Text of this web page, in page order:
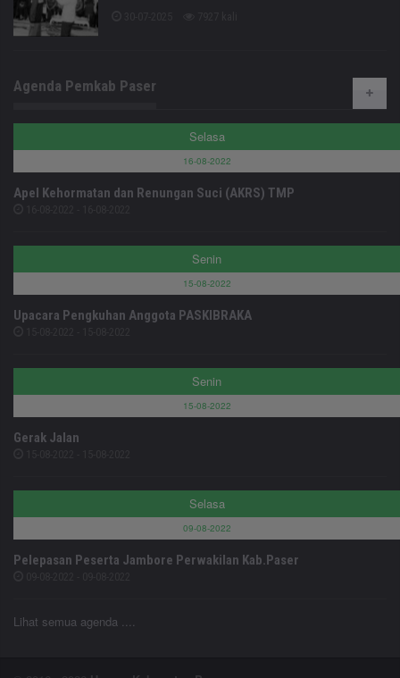
Agenda Pemkab Paser
Selasa
16-08-2022
Apel Kehormatan dan Renungan Suci (AKRS) TMP
Senin
15-08-2022
Upacara Pengkuhan Anggota PASKIBRAKA
Senin
15-08-2022
Gerak Jalan
Selasa
09-08-2022
Pelepasan Peserta Jambore Perwakilan Kab.Paser
Lihat semua agenda ....